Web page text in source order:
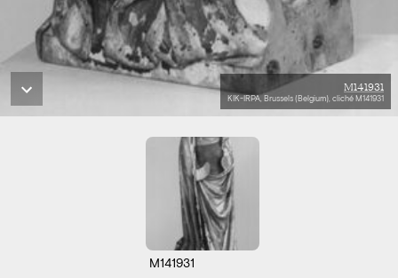
M141931
KIK-IRPA, Brussels (Belgium), cliché M141931
M141931